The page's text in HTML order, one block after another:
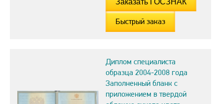
Быстрый заказ
Диплом специалиста
образца 2004-2008 года
Заполненный бланк с
приложением в твердой